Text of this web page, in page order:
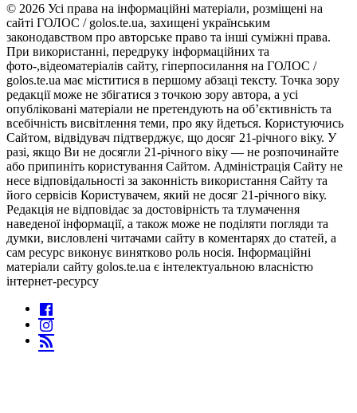
© 2026 Усі права на інформаційні матеріали, розміщені на
сайті ГОЛОС / golos.te.ua, захищені українським
законодавством про авторське право та інші суміжні права.
При використанні, передруку інформаційних та
фото-,відеоматеріалів сайту, гіперпосилання на ГОЛОС /
golos.te.ua має міститися в першому абзаці тексту. Точка зору
редакції може не збігатися з точкою зору автора, а усі
опубліковані матеріали не претендують на об’єктивність та
всебічність висвітлення теми, про яку йдеться. Користуючись
Сайтом, відвідувач підтверджує, що досяг 21-річного віку. У
разі, якщо Ви не досягли 21-річного віку — не розпочинайте
або припиніть користування Сайтом. Адміністрація Сайту не
несе відповідальності за законність використання Сайту та
його сервісів Користувачем, який не досяг 21-річного віку.
Редакція не відповідає за достовірність та тлумачення
наведеної інформації, а також може не поділяти погляди та
думки, висловлені читачами сайту в коментарях до статей, а
сам ресурс виконує винятково роль носія. Інформаційні
матеріали сайту golos.te.ua є інтелектуальною власністю
інтернет-ресурсу